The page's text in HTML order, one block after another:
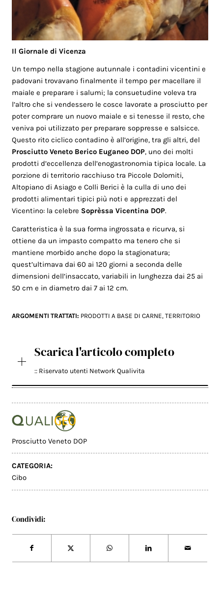
Il Giornale di Vicenza
Un tempo nella stagione autunnale i contadini vicentini e
padovani trovavano finalmente il tempo per macellare il
maiale e preparare i salumi; la consuetudine voleva tra
l’altro che si vendessero le cosce lavorate a prosciutto per
poter comprare un nuovo maiale e si tenesse il resto, che
veniva poi utilizzato per preparare soppresse e salsicce.
Questo rito ciclico contadino è all’origine, tra gli altri, del
Prosciutto Veneto Berico Euganeo DOP, uno dei molti
prodotti d’eccellenza dell’enogastronomia tipica locale. La
porzione di territorio racchiuso tra Piccole Dolomiti,
Altopiano di Asiago e Colli Berici è la culla di uno dei
prodotti alimentari tipici più noti e apprezzati del
Vicentino: la celebre Soprèssa Vicentina DOP.
Caratteristica è la sua forma ingrossata e ricurva, si
ottiene da un impasto compatto ma tenero che si
mantiene morbido anche dopo la stagionatura;
quest’ultimava dai 60 ai 120 giorni a seconda delle
dimensioni dell’insaccato, variabili in lunghezza dai 25 ai
50 cm e in diametro dai 7 ai 12 cm.
ARGOMENTI TRATTATI: PRODOTTI A BASE DI CARNE,TERRITORIO
Scarica l'articolo completo
:: Riservato utenti Network Qualivita
Prosciutto Veneto DOP
CATEGORIA:
Cibo
Condividi: